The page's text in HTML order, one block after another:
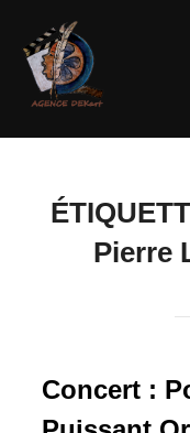
Pierre
Concert :